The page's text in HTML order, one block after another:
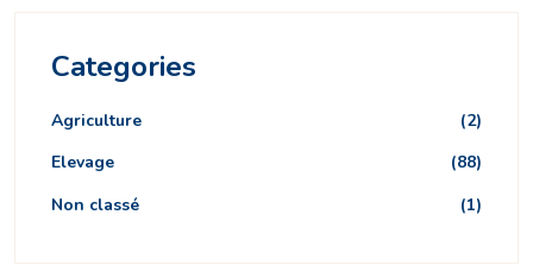
Categories
Agriculture
(2)
Elevage
(88)
Non classé
(1)